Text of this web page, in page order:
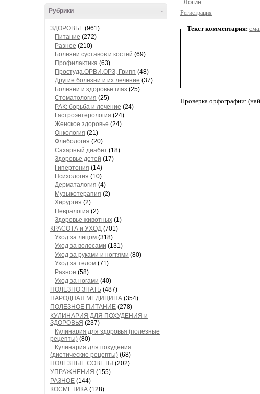
-
Рубрики
ЗДОРОВЬЕ (961)
Питание (272)
Разное (210)
Болезни суставов и костей (69)
Профилактика (63)
Простуда,ОРВИ,ОРЗ, Грипп (48)
Другие болезни и их лечение (37)
Болезни и здоровье глаз (25)
Стоматология (25)
РАК: борьба и лечение (24)
Гастроэнтерология (24)
Женское здоровье (24)
Онкология (21)
Флебология (20)
Сахарный диабет (18)
Здоровье детей (17)
Гипертония (14)
Психология (10)
Дерматалогия (4)
Музыкотерапия (2)
Хирургия (2)
Невралогия (2)
Здоровье животных (1)
КРАСОТА и УХОД (701)
Уход за лицом (318)
Уход за волосами (131)
Уход за руками и ногтями (80)
Уход за телом (71)
Разное (58)
Уход за ногами (40)
ПОЛЕЗНО ЗНАТЬ (487)
НАРОДНАЯ МЕДИЦИНА (354)
ПОЛЕЗНОЕ ПИТАНИЕ (278)
КУЛИНАРИЯ ДЛЯ ПОХУДЕНИЯ и
ЗДОРОВЬЯ (237)
Кулинария для здоровья (полезные
рецепты) (80)
Кулинария для похудения
(диетические рецепты) (68)
ПОЛЕЗНЫЕ СОВЕТЫ (202)
УПРАЖНЕНИЯ (155)
РАЗНОЕ (144)
КОСМЕТИКА (128)
Регистрация
Текст комментария:
Проверка орфографии: